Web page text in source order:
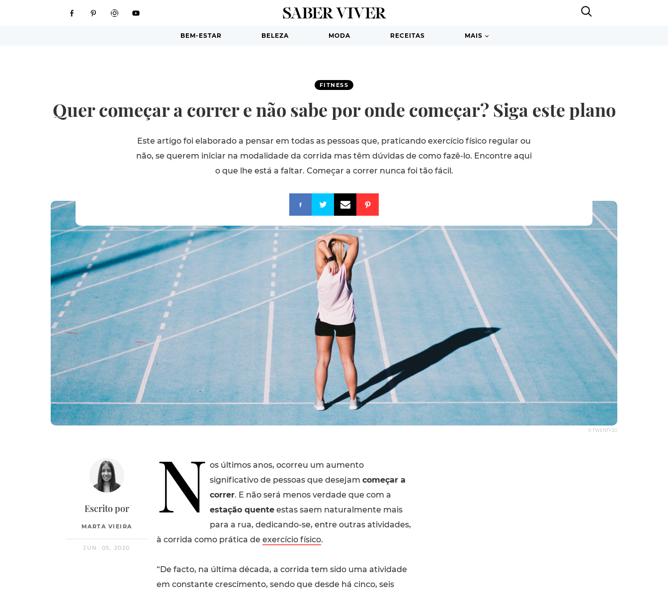
BEM-ESTAR BELEZA MODA RECEITAS MAIS
FITNESS
Quer começar a correr e não sabe por onde começar? Siga este plano
Este artigo foi elaborado a pensar em todas as pessoas que, praticando exercício físico regular ou
não, se querem iniciar na modalidade da corrida mas têm dúvidas de como fazê-lo. Encontre aqui
o que lhe está a faltar. Começar a correr nunca foi tão fácil.
© TWENTY20
Escrito por
MARTA VIEIRA
JUN. 05, 2020
N os últimos anos, ocorreu um aumento
significativo de pessoas que desejam começar a
correr. E não será menos verdade que com a
estação quenteestas saem naturalmente mais
para a rua, dedicando-se, entre outras atividades,
à corrida como prática de exercício físico.
“De facto, na última década, a corrida tem sido uma atividade
em constante crescimento, sendo que desde há cinco, seis